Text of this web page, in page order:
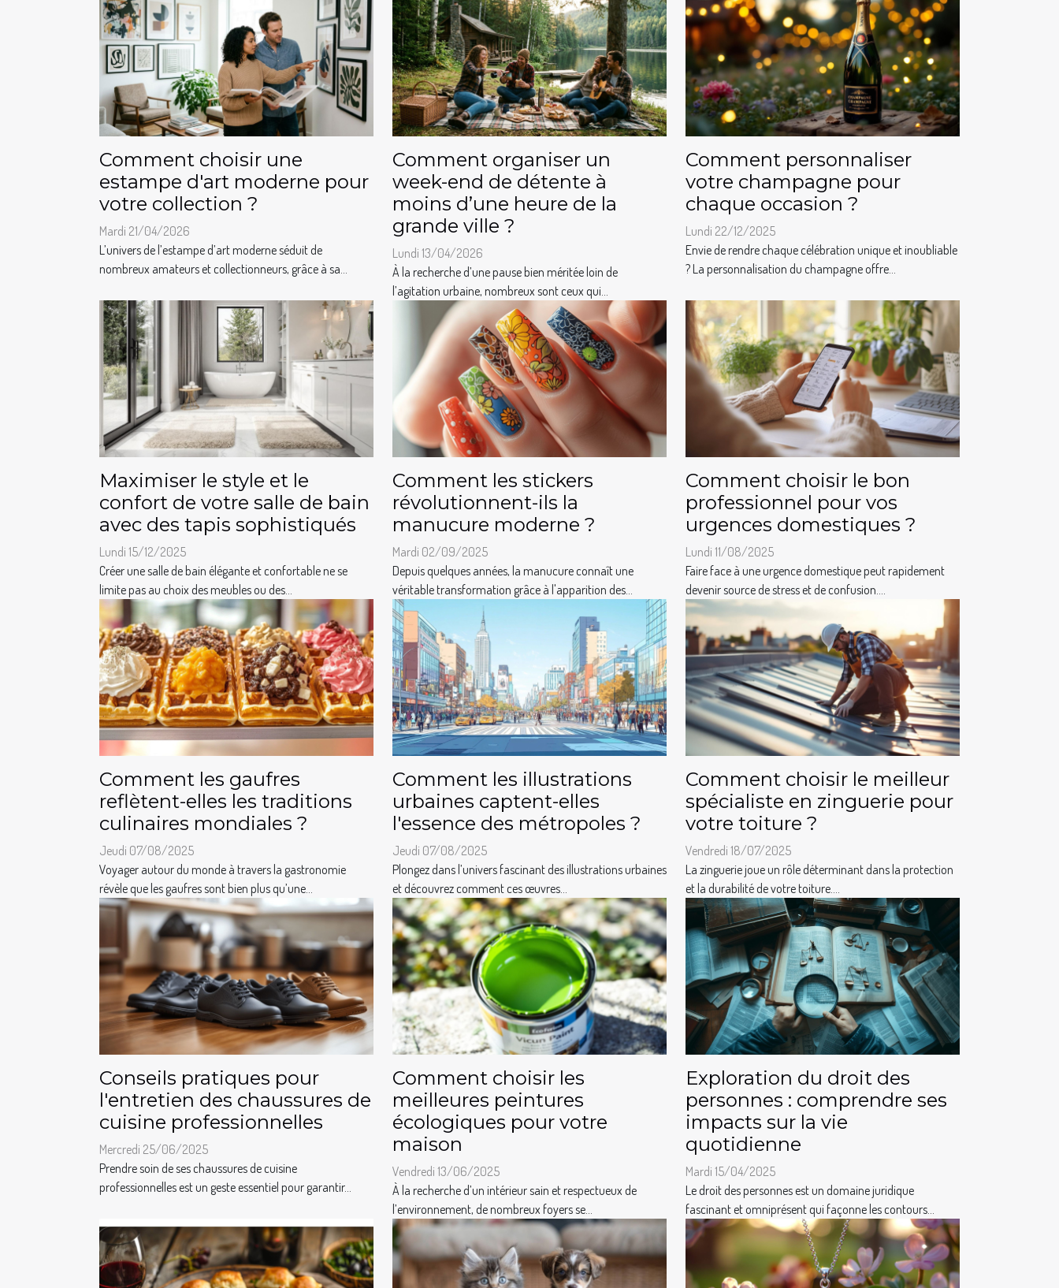
Comment choisir une
estampe d'art moderne pour
votre collection ?
Mardi 21/04/2026
L’univers de l’estampe d’art moderne séduit de
nombreux amateurs et collectionneurs, grâce à sa...
Comment organiser un
week-end de détente à
moins d’une heure de la
grande ville ?
Lundi 13/04/2026
À la recherche d’une pause bien méritée loin de
l’agitation urbaine, nombreux sont ceux qui...
Comment personnaliser
votre champagne pour
chaque occasion ?
Lundi 22/12/2025
Envie de rendre chaque célébration unique et inoubliable
? La personnalisation du champagne offre...
Maximiser le style et le
confort de votre salle de bain
avec des tapis sophistiqués
Lundi 15/12/2025
Créer une salle de bain élégante et confortable ne se
limite pas au choix des meubles ou des...
Comment les stickers
révolutionnent-ils la
manucure moderne ?
Mardi 02/09/2025
Depuis quelques années, la manucure connaît une
véritable transformation grâce à l'apparition des...
Comment choisir le bon
professionnel pour vos
urgences domestiques ?
Lundi 11/08/2025
Faire face à une urgence domestique peut rapidement
devenir source de stress et de confusion....
Comment les gaufres
reflètent-elles les traditions
culinaires mondiales ?
Jeudi 07/08/2025
Voyager autour du monde à travers la gastronomie
révèle que les gaufres sont bien plus qu’une...
Comment les illustrations
urbaines captent-elles
l'essence des métropoles ?
Jeudi 07/08/2025
Plongez dans l’univers fascinant des illustrations urbaines
et découvrez comment ces œuvres...
Comment choisir le meilleur
spécialiste en zinguerie pour
votre toiture ?
Vendredi 18/07/2025
La zinguerie joue un rôle déterminant dans la protection
et la durabilité de votre toiture....
Conseils pratiques pour
l'entretien des chaussures de
cuisine professionnelles
Mercredi 25/06/2025
Prendre soin de ses chaussures de cuisine
professionnelles est un geste essentiel pour garantir...
Comment choisir les
meilleures peintures
écologiques pour votre
maison
Vendredi 13/06/2025
À la recherche d’un intérieur sain et respectueux de
l’environnement, de nombreux foyers se...
Exploration du droit des
personnes : comprendre ses
impacts sur la vie
quotidienne
Mardi 15/04/2025
Le droit des personnes est un domaine juridique
fascinant et omniprésent qui façonne les contours...